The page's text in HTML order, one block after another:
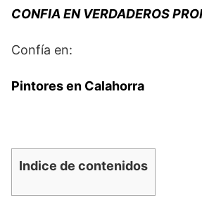
CONFIA EN VERDADEROS
Confía en:
Pintores en Calahorra
Indice de contenidos